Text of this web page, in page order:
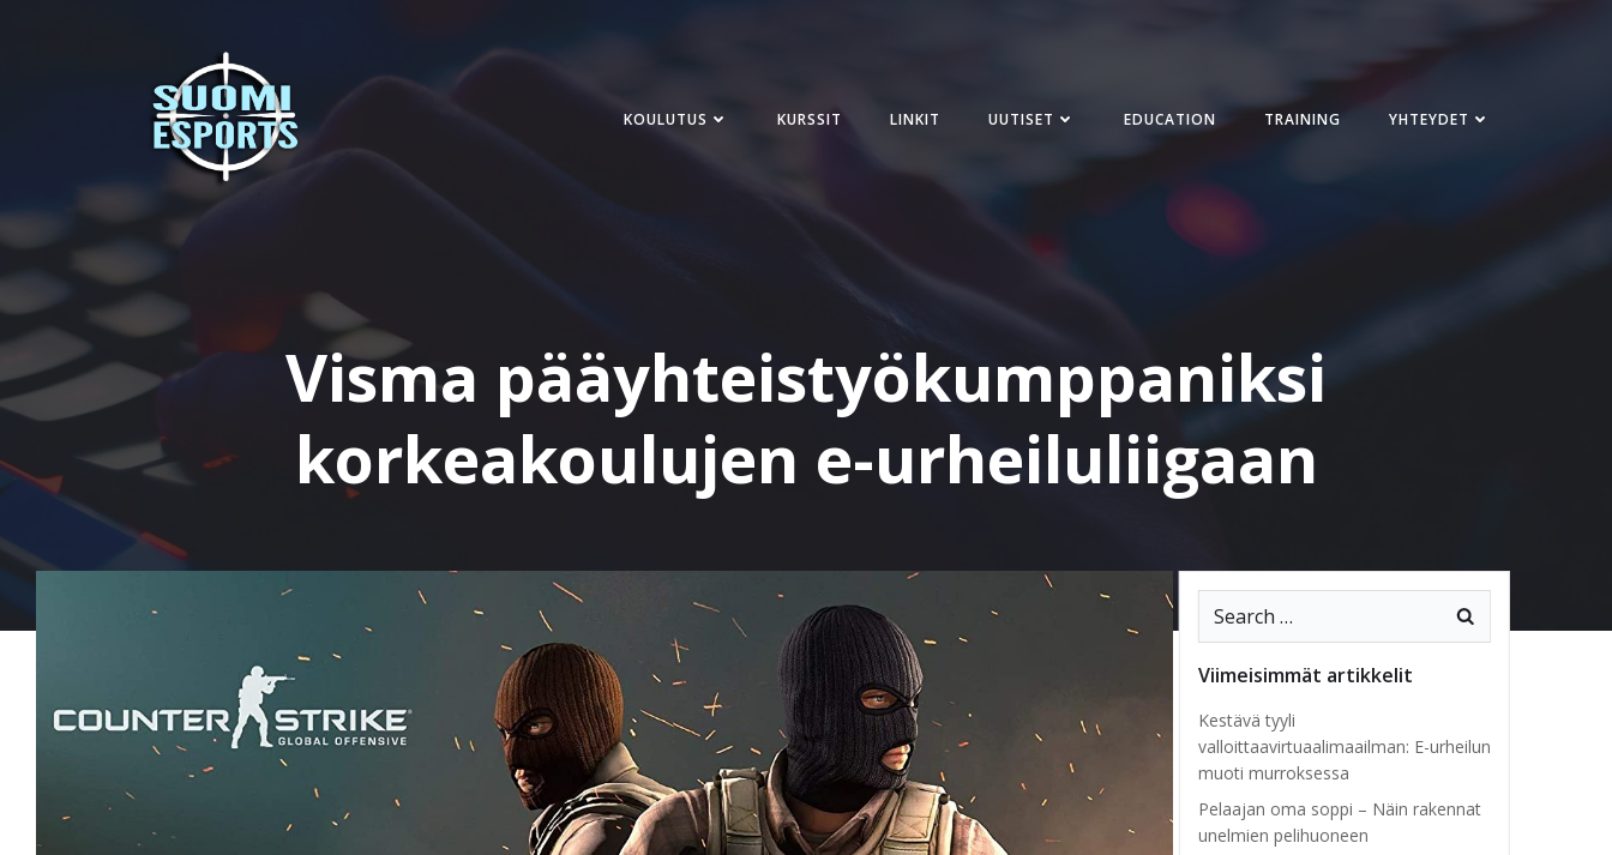
KOULUTUS KURSSIT LINKIT UUTISET EDUCATION TRAINING YHTEYDET
Visma pääyhteistyökumppaniksi
korkeakoulujen e-urheiluliigaan
Search
Viimeisimmät artikkelit
Kestävä tyyli
valloittaavirtuaalimaailman: E-urheilun
muoti murroksessa
Pelaajan oma soppi – Näin rakennat
unelmien pelihuoneen